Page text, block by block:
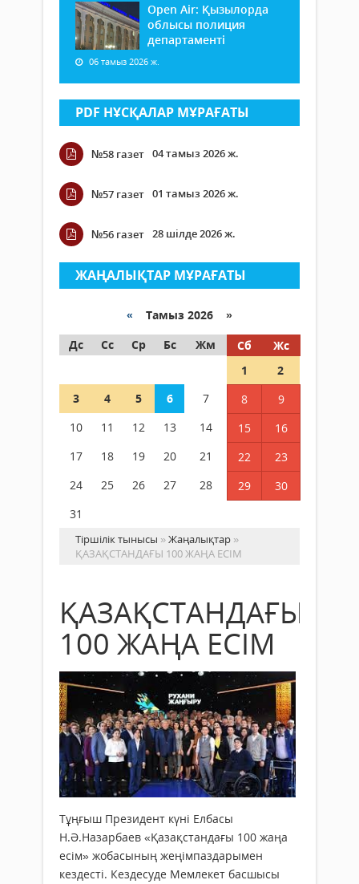
Open Air: Қызылорда
облысы полиция
департаменті
06 тамыз 2026 ж.
PDF НҰСҚАЛАР МҰРАҒАТЫ
№58 газет 04 тамыз 2026 ж.
№57 газет 01 тамыз 2026 ж.
№56 газет 28 шілде 2026 ж.
ЖАҢАЛЫҚТАР МҰРАҒАТЫ
« Тамыз 2026 »
Дс
Сс Ср Бс Жм Сб
Жс
1
2
3
4 5 6 7 8
9
10
11 12 13 14 15
16
17
18 19 20 21 22
23
24
25 26 27 28 29
30
31
Тіршілік тынысы »Жаңалықтар »
ҚАЗАҚСТАНДАҒЫ 100 ЖАҢА ЕСІМ
ҚАЗАҚСТАНДАҒЫ
100 ЖАҢА ЕСІМ
Тұңғыш Президент күні Елбасы
Н.Ә.Назарбаев «Қазақстандағы 100 жаңа
есім» жобасының жеңімпаздарымен
кездесті. Кездесуде Мемлекет басшысы